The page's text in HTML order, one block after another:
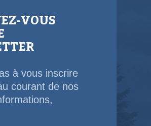
VOUS
à vous inscrire
courant de nos